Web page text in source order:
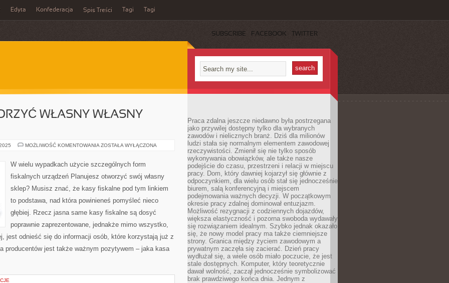
Edyta Konfederacja Spis Treści Tagi Tagi
SUBSCRIBE FACEBOOK TWITTER
WŁASNY WŁASNY
MOŻLIWOŚĆ KOMENTOWANIA PLANUJESZ
WŁASNY
SKLEP?
ZOSTAŁA WYŁĄCZONA
W wielu wypadkach użycie szczególnych form
fiskalnych urządzeń Planujesz otworzyć swój własny
sklep? Musisz znać, że kasy fiskalne pod tym linkiem
to podstawa, nad która powinieneś pomyśleć nieco
głębiej. Rzecz jasna same kasy fiskalne są dosyć
poprawnie zaprezentowane, jednakże mimo wszystko,
jest odnieść się do informacji osób, które korzystają już z
producentów jest także ważnym pozytywem – jaka kasa
Praca zdalna jeszcze niedawno była postrzegana
jako przywilej dostępny tylko dla wybranych
zawodów i nielicznych branż. Dziś dla milionów
ludzi stała się normalnym elementem zawodowej
rzeczywistości. Zmienił się nie tylko sposób
wykonywania obowiązków, ale także nasze
podejście do czasu, przestrzeni i relacji w miejscu
pracy. Dom, który dawniej kojarzył się głównie z
odpoczynkiem, dla wielu osób stał się jednocześnie
biurem, salą konferencyjną i miejscem
podejmowania ważnych decyzji. W początkowym
okresie pracy zdalnej dominował entuzjazm.
Możliwość rezygnacji z codziennych dojazdów,
większa elastyczność i pozorna swoboda wydawały
się rozwiązaniem idealnym. Szybko jednak okazało
się, że nowy model pracy ma także ciemniejsze
strony. Granica między życiem zawodowym a
prywatnym zaczęła się zacierać. Dzień pracy
wydłużał się, a wiele osób miało poczucie, że jest
stale dostępnych. Komputer, który teoretycznie
dawał wolność, zaczął jednocześnie symbolizować
brak prawdziwego końca dnia. Jednym z